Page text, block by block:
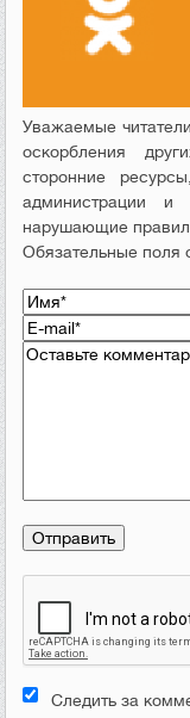
Уважаемые
оскорбления
сторонние
администрации и
нарушающие
Обязательные поля
Следить за